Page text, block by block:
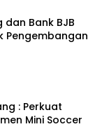
dan Bank BJB
Pengembangan
: Perkuat
Mini Soccer